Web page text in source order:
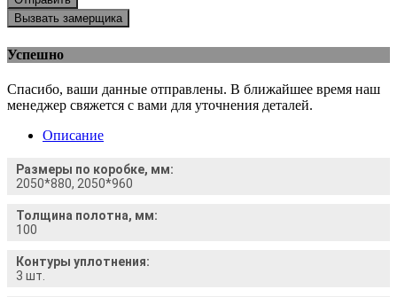
Вызвать замерщика
Успешно
Спасибо, ваши данные отправлены. В ближайшее время наш
менеджер свяжется с вами для уточнения деталей.
Описание
Размеры по коробке, мм:
2050*880, 2050*960
Толщина полотна, мм:
100
Контуры уплотнения:
3 шт.